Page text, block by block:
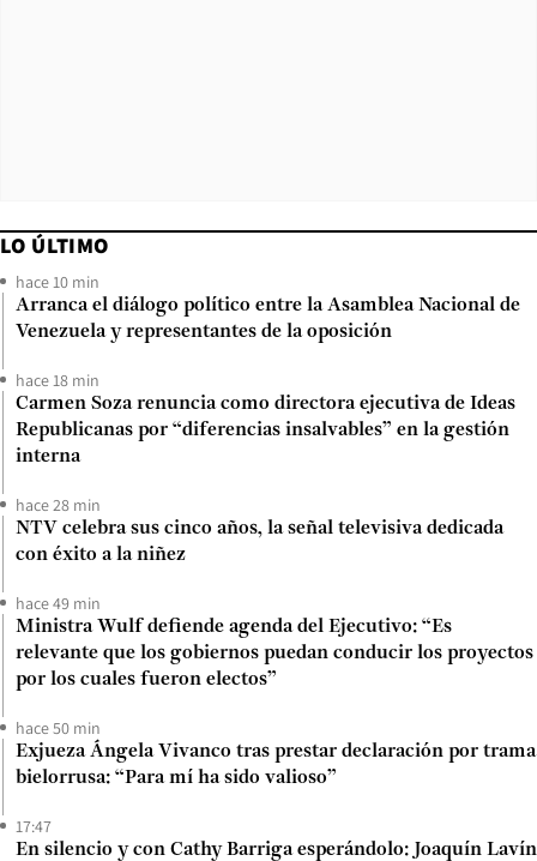
LO ÚLTIMO
hace 10 min
Arranca el diálogo político entre la Asamblea Nacional de
Venezuela y representantes de la oposición
hace 18 min
Carmen Soza renuncia como directora ejecutiva de Ideas
Republicanas por “diferencias insalvables” en la gestión
interna
hace 28 min
NTV celebra sus cinco años, la señal televisiva dedicada
con éxito a la niñez
hace 49 min
Ministra Wulf defiende agenda del Ejecutivo: “Es
relevante que los gobiernos puedan conducir los proyectos
por los cuales fueron electos”
hace 50 min
Exjueza Ángela Vivanco tras prestar declaración por trama
bielorrusa: “Para mí ha sido valioso”
17:47
En silencio y con Cathy Barriga esperándolo: Joaquín Lavín